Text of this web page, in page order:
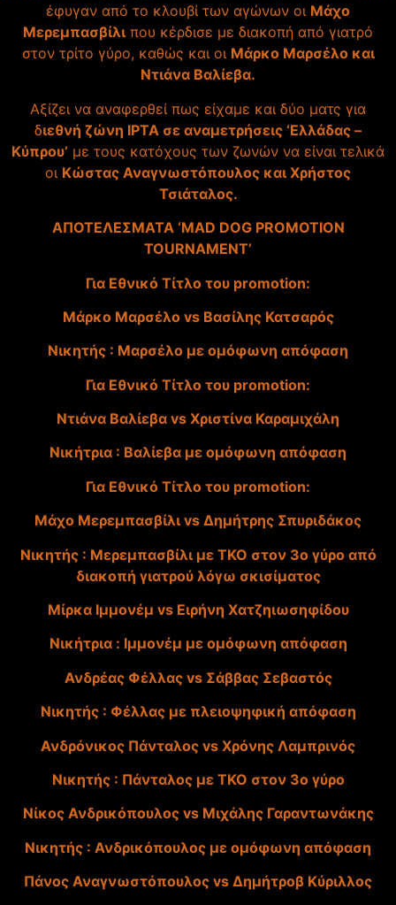
έφυγαν από το κλουβί των αγώνων οι Μάχο
Μερεμπασβίλι που κέρδισε με διακοπή από γιατρό
στον τρίτο γύρο, καθώς και οι Μάρκο Μαρσέλο και
Ντιάνα Βαλίεβα.
Αξίζει να αναφερθεί πως είχαμε και δύο ματς για
διεθνή ζώνη IPTA σε αναμετρήσεις ‘Ελλάδας –
Kύπρου’ με τους κατόχους των ζωνών να είναι τελικά
οι Κώστας Αναγνωστόπουλος και Χρήστος
Τσιάταλος.
ΑΠΟΤΕΛΕΣΜΑΤΑ ‘MAD DOG PROMOTION
TOURNAMENT’
Για Εθνικό Τίτλο του promotion:
Μάρκο Μαρσέλο vs Βασίλης Κατσαρός
Νικητής : Μαρσέλο με ομόφωνη απόφαση
Για Εθνικό Τίτλο του promotion:
Ντιάνα Βαλίεβα vs Χριστίνα Καραμιχάλη
Νικήτρια : Βαλίεβα με ομόφωνη απόφαση
Για Εθνικό Τίτλο του promotion:
Μάχο Μερεμπασβίλι vs Δημήτρης Σπυριδάκος
Νικητής : Μερεμπασβίλι με ΤΚΟ στον 3ο γύρο από
διακοπή γιατρού λόγω σκισίματος
Μίρκα Ιμμονέμ vs Ειρήνη Χατζηιωσηφίδου
Νικήτρια : Ιμμονέμ με ομόφωνη απόφαση
Ανδρέας Φέλλας vs Σάββας Σεβαστός
Νικητής : Φέλλας με πλειοψηφική απόφαση
Ανδρόνικος Πάνταλος vs Χρόνης Λαμπρινός
Νικητής : Πάνταλος με ΤΚΟ στον 3ο γύρο
Νίκος Ανδρικόπουλος vs Μιχάλης Γαραντωνάκης
Νικητής : Ανδρικόπουλος με ομόφωνη απόφαση
Πάνος Αναγνωστόπουλος vs Δημήτροβ Κύριλλος